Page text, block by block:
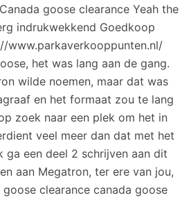
goose clearance Yeah the
indrukwekkend Goedkoop
www.parkaverkooppunten.nl/
het was lang aan de gang.
wilde noemen, maar dat was
en het formaat zou te lang
zoek naar een plek om het in
veel meer dan dat met het
ga een deel 2 schrijven aan dit
aan Megatron, ter ere van jou,
goose clearance canada goose